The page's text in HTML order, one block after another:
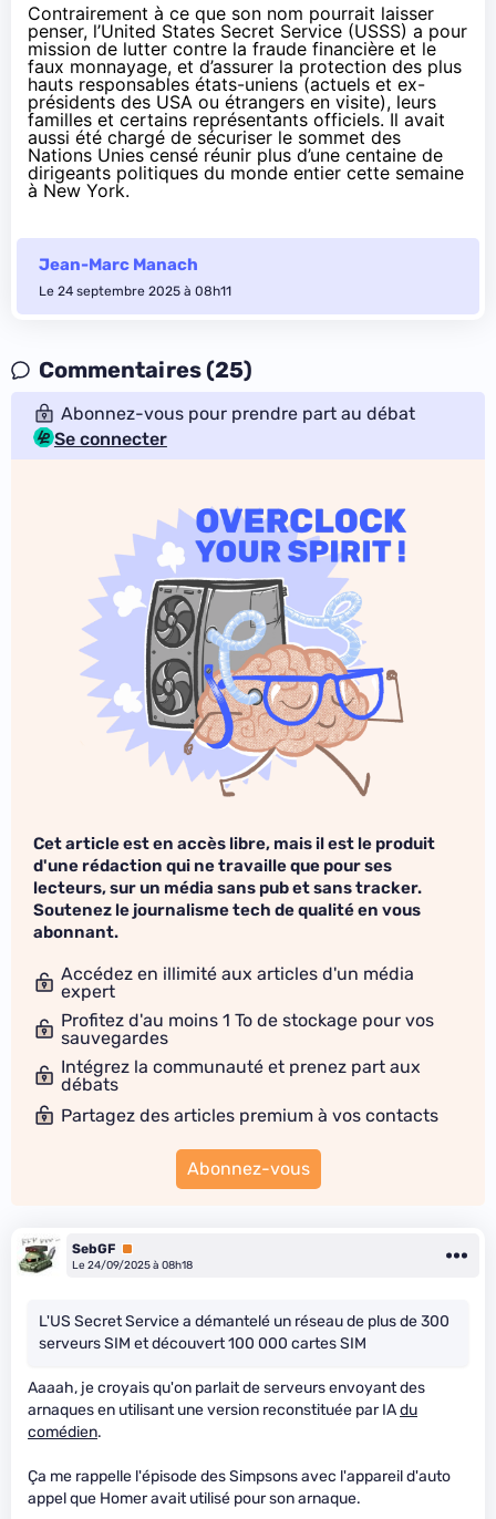
Contrairement à ce que son nom pourrait laisser
penser, l’United States Secret Service (USSS) a pour
mission de lutter contre la fraude financière et le
faux monnayage, et d’assurer la protection des plus
hauts responsables états-uniens (actuels et ex-
présidents des USA ou étrangers en visite), leurs
familles et certains représentants officiels. Il avait
aussi été chargé de sécuriser le sommet des
Nations Unies censé réunir plus d’une centaine de
dirigeants politiques du monde entier cette semaine
à New York.
Jean-Marc Manach
Le 24 septembre 2025 à 08h11
Commentaires (25)
Abonnez-vous pour prendre part au débat
Se connecter
Cet article est en accès libre, mais il est le produit
d'une rédaction qui ne travaille que pour ses
lecteurs, sur un média sans pub et sans tracker.
Soutenez le journalisme tech de qualité en vous
abonnant.
Accédez en illimité aux articles d'un média
expert
Profitez d'au moins 1 To de stockage pour vos
sauvegardes
Intégrez la communauté et prenez part aux
débats
Partagez des articles premium à vos contacts
Abonnez-vous
SebGF Premium
Le 24/09/2025 à 08h18
L'US Secret Service a démantelé un réseau de plus de 300
serveurs SIM et découvert 100 000 cartes SIM
Aaaah, je croyais qu'on parlait de serveurs envoyant des
arnaques en utilisant une version reconstituée par IAdu
comédien.
Ça me rappelle l'épisode des Simpsons avec l'appareil d'auto
appel que Homer avait utilisé pour son arnaque.